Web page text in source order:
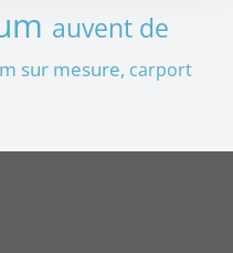
auvent de
sur mesure, carport